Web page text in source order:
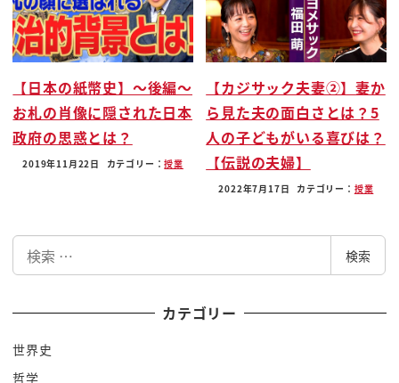
国家の象徴としての変化がいましてとか
政治はこう民主的に選びましてでもまあ
世界的に見ると天皇陛下がトップなんです
けれども
どう見てもイギリスと同じようなですね
体制なんですけどもあんまりそういう
雰囲気を出さない
難しいんです日本はいろんな国のいろんな
三代に続きですちょっと
王国化してるんですねはいここでですね皆
さんが全く持ってますまず大事に理解し
なきゃいけないのは北朝鮮の目的は何か
北朝鮮の僕らだけは唯一ですもうたった一
【日本の紙幣史】〜後編〜
お札の肖像に隠された日本
政府の思惑とは？
2019年11月22日 カテゴリー：授業
【カジサック夫妻②】妻か
ら見た夫の面白さとは？5
人の子どもがいる喜びは？
【伝説の夫婦】
2022年7月17日 カテゴリー： 授業
索
検索
カテゴリー
世界史
哲学